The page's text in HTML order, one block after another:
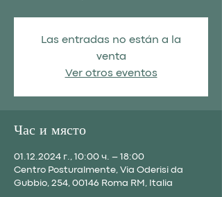
Las entradas no están a la
venta
Ver otros eventos
Час и място
01.12.2024 г., 10:00 ч. – 18:00
Centro Posturalmente, Via Oderisi da
Gubbio, 254, 00146 Roma RM, Italia